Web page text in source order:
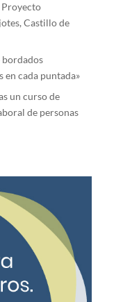
Proyecto
Castillo de
bordados
en cada puntada»
un curso de
de personas